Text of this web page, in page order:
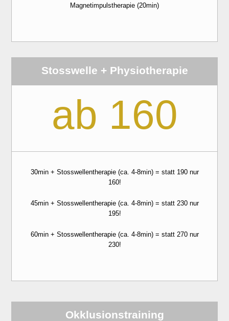
Magnetimpulstherapie (20min)
Stosswelle + Physiotherapie
ab 160
30min + Stosswellentherapie (ca. 4-8min) = statt 190 nur
160!
45min + Stosswellentherapie (ca. 4-8min) = statt 230 nur
195!
60min + Stosswellentherapie (ca. 4-8min) = statt 270 nur
230!
Okklusionstraining